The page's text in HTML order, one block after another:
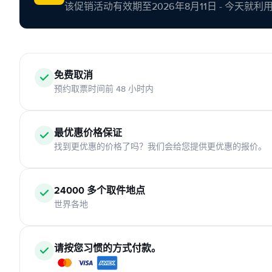
该促销活动有效期至2026年8月11日 - 今天就利用
免费取消
预约取票时间前 48 小时内
最优惠价格保证
找到更优惠的价格了吗？我们会给您提供更优惠的报价。
24000 多个取件地点
世界各地
请按您习惯的方式付款。